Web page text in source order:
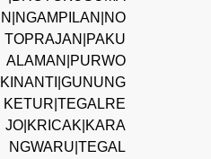
N|NGAMPILAN|NO
TOPRAJAN|PAKU
ALAMAN|PURWO
KINANTI|GUNUNG
KETUR|TEGALRE
JO|KRICAK|KARA
NGWARU|TEGAL